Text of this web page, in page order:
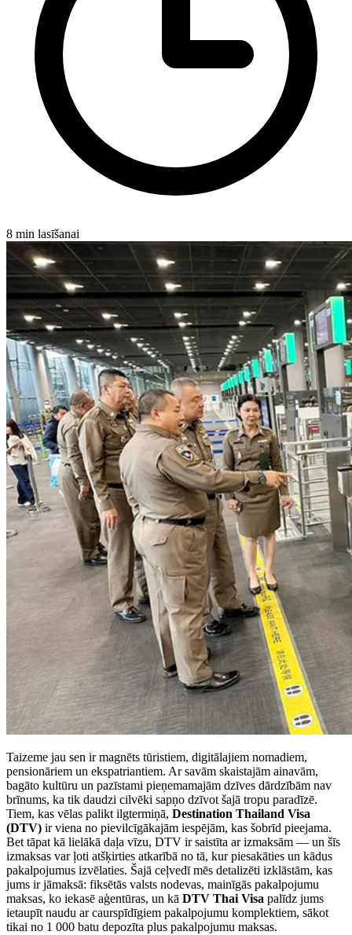
8 min lasīšanai
Taizeme jau sen ir magnēts tūristiem, digitālajiem nomadiem,
pensionāriem un ekspatriantiem. Ar savām skaistajām ainavām,
bagāto kultūru un pazīstami pieņemamajām dzīves dārdzībām nav
brīnums, ka tik daudzi cilvēki sapņo dzīvot šajā tropu paradīzē.
Tiem, kas vēlas palikt ilgtermiņā, Destination Thailand Visa
(DTV) ir viena no pievilcīgākajām iespējām, kas šobrīd pieejama.
Bet tāpat kā lielākā daļa vīzu, DTV ir saistīta ar izmaksām — un šīs
izmaksas var ļoti atšķirties atkarībā no tā, kur piesakāties un kādus
pakalpojumus izvēlaties. Šajā ceļvedī mēs detalizēti izklāstām, kas
jums ir jāmaksā: fiksētās valsts nodevas, mainīgās pakalpojumu
maksas, ko iekasē aģentūras, un kā DTV Thai Visa palīdz jums
ietaupīt naudu ar caurspīdīgiem pakalpojumu komplektiem, sākot
tikai no 1 000 batu depozīta plus pakalpojumu maksas.